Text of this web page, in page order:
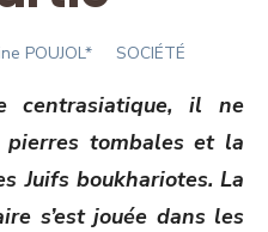
POUJOL* SOCIÉTÉ
centrasiatique, il ne
tombales et la
Juifs boukhariotes. La
s’est jouée dans les